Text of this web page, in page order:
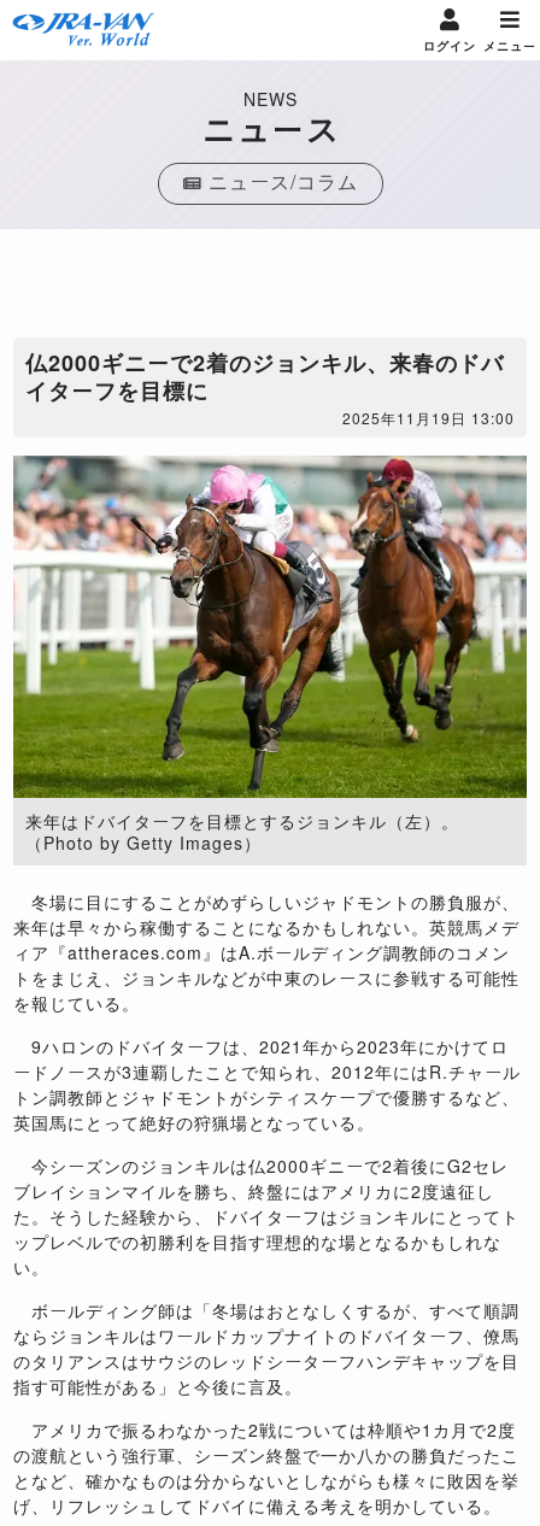
ログイン メニュー
NEWS
ニュース
ニュース/コラム
仏2000ギニーで2着のジョンキル、来春のドバ
イターフを目標に
2025年11月19日 13:00
来年はドバイターフを目標とするジョンキル（左）。
（Photo by Getty Images）
冬場に目にすることがめずらしいジャドモントの勝負服が、
来年は早々から稼働することになるかもしれない。英競馬メデ
ィア『attheraces.com』はA.ボールディング調教師のコメン
トをまじえ、ジョンキルなどが中東のレースに参戦する可能性
を報じている。
9ハロンのドバイターフは、2021年から2023年にかけてロ
ードノースが3連覇したことで知られ、2012年にはR.チャール
トン調教師とジャドモントがシティスケープで優勝するなど、
英国馬にとって絶好の狩猟場となっている。
今シーズンのジョンキルは仏2000ギニーで2着後にG2セレ
ブレイションマイルを勝ち、終盤にはアメリカに2度遠征し
た。そうした経験から、ドバイターフはジョンキルにとってト
ップレベルでの初勝利を目指す理想的な場となるかもしれな
い。
ボールディング師は「冬場はおとなしくするが、すべて順調
ならジョンキルはワールドカップナイトのドバイターフ、僚馬
のタリアンスはサウジのレッドシーターフハンデキャップを目
指す可能性がある」と今後に言及。
アメリカで振るわなかった2戦については枠順や1カ月で2度
の渡航という強行軍、シーズン終盤で一か八かの勝負だったこ
となど、確かなものは分からないとしながらも様々に敗因を挙
げ、リフレッシュしてドバイに備える考えを明かしている。